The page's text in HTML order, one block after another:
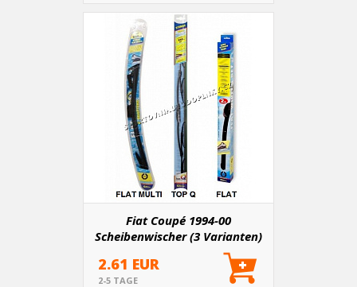
Fiat Coupé 1994-00
Scheibenwischer (3 Varianten)
2.61 EUR
2-5 TAGE